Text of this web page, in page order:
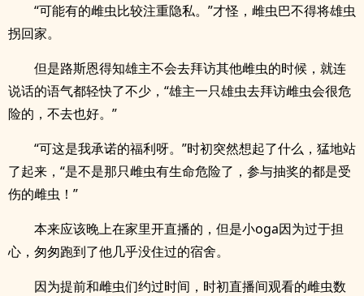
“可能有的雌虫比较注重隐私。”才怪，雌虫巴不得将雄虫
拐回家。
但是路斯恩得知雄主不会去拜访其他雌虫的时候，就连
说话的语气都轻快了不少，“雄主一只雄虫去拜访雌虫会很危
险的，不去也好。”
“可这是我承诺的福利呀。”时初突然想起了什么，猛地站
了起来，“是不是那只雌虫有生命危险了，参与抽奖的都是受
伤的雌虫！”
本来应该晚上在家里开直播的，但是小oga因为过于担
心，匆匆跑到了他几乎没住过的宿舍。
因为提前和雌虫们约过时间，时初直播间观看的雌虫数